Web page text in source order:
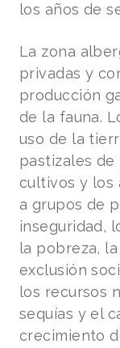
los años de
La zona
privadas y
producción
de la fauna.
uso de la
pastizales
cultivos y los
a grupos de
inseguridad,
la pobreza,
exclusión
los recursos
sequías y el
crecimiento